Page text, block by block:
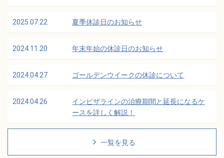
2025.07.22 夏季休診日のお知らせ
2024.11.20 年末年始の休診日のお知らせ
2024.04.27 ゴールデンウイークの休診について
2024.04.26
インビザラインの治療期間と延長になるケ
ースを詳しく解説！
一覧を見る